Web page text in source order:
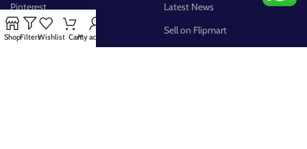
Pinterest
FB Group
Latest News
Sell on Flipmart
ShopFiltersWishlist CartMy account